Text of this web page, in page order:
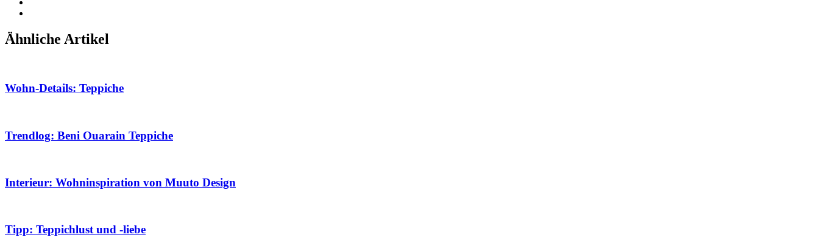
Ähnliche Artikel
Wohn-Details: Teppiche
Trendlog: Beni Ouarain Teppiche
Interieur: Wohninspiration von Muuto Design
Tipp: Teppichlust und -liebe